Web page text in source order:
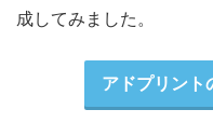
成してみました。
アドプリント